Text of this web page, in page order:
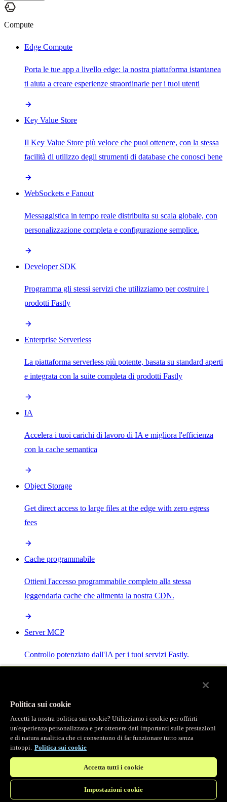
Compute
Edge Compute
Porta le tue app a livello edge: la nostra piattaforma istantanea
ti aiuta a creare esperienze straordinarie per i tuoi utenti
Key Value Store
Il Key Value Store più veloce che puoi ottenere, con la stessa
facilità di utilizzo degli strumenti di database che conosci bene
WebSockets e Fanout
Messaggistica in tempo reale distribuita su scala globale, con
personalizzazione completa e configurazione semplice.
Developer SDK
Programma gli stessi servizi che utilizziamo per costruire i
prodotti Fastly
Enterprise Serverless
La piattaforma serverless più potente, basata su standard aperti
e integrata con la suite completa di prodotti Fastly
IA
Accelera i tuoi carichi di lavoro di IA e migliora l'efficienza
con la cache semantica
Object Storage
Get direct access to large files at the edge with zero egress
fees
Cache programmabile
Ottieni l'accesso programmabile completo alla stessa
leggendaria cache che alimenta la nostra CDN.
Server MCP
Controllo potenziato dall'IA per i tuoi servizi Fastly.
Main menu
/ Prodotti
Osservabilità
Logging in tempo reale
Politica sui cookie
Accetti la nostra politica sui cookie? Utilizziamo i cookie per offrirti
un'esperienza personalizzata e per ottenere dati importanti sulle prestazioni
e di natura analitica che ci consentono di far funzionare tutto senza
intoppi. Politica sui cookie
Accetta tutti i cookie
Impostazioni cookie